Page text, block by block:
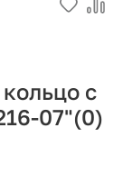
с
07"(0)